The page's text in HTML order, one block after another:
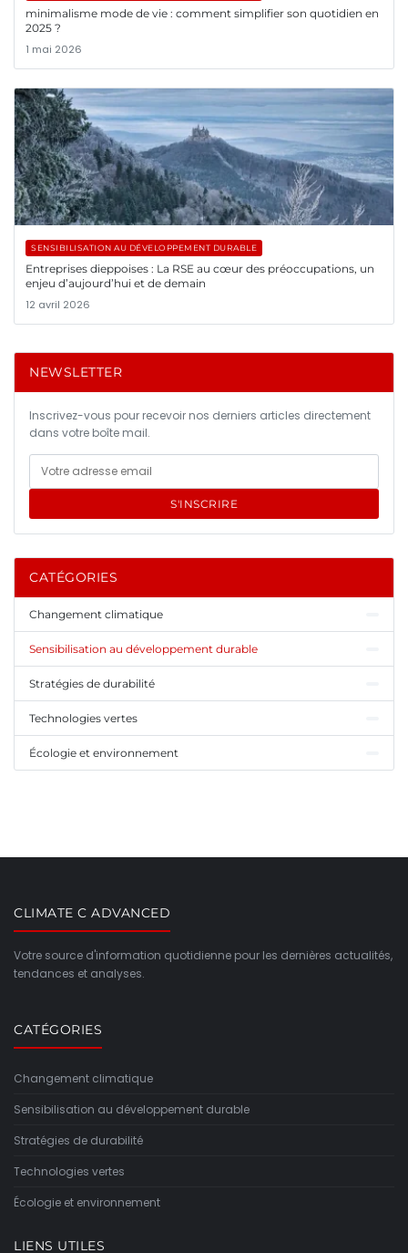
minimalisme mode de vie : comment simplifier son quotidien en
2025 ?
1 mai 2026
SENSIBILISATION AU DÉVELOPPEMENT DURABLE
Entreprises dieppoises : La RSE au cœur des préoccupations, un
enjeu d’aujourd’hui et de demain
12 avril 2026
NEWSLETTER
Inscrivez-vous pour recevoir nos derniers articles directement
dans votre boîte mail.
S'INSCRIRE
CATÉGORIES
Changement climatique
Sensibilisation au développement durable
Stratégies de durabilité
Technologies vertes
Écologie et environnement
CLIMATE C ADVANCED
Votre source d'information quotidienne pour les dernières actualités,
tendances et analyses.
CATÉGORIES
Changement climatique
Sensibilisation au développement durable
Stratégies de durabilité
Technologies vertes
Écologie et environnement
LIENS UTILES